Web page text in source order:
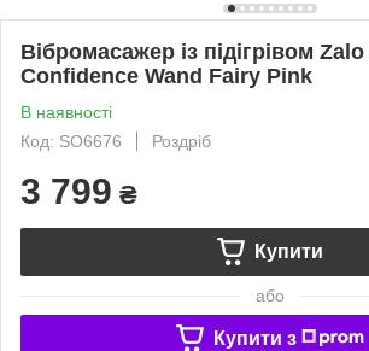
Вібромасажер із підігрівом
Confidence Wand Fairy Pink
В наявності
Код: SO6676
Роздріб
3 799 ₴
Купити
або
Купити з